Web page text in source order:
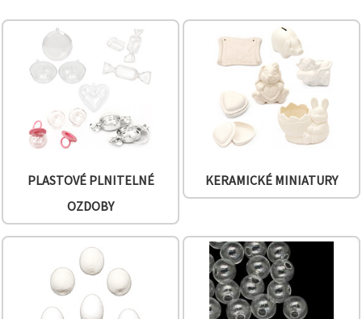
Můžete
souhlasit s
použitím
cookies
vše!" Nebo
můžete
Nastavení
Přijmout
PLASTOVÉ PLNITELNÉ
OZDOBY
KERAMICKÉ MINIATURY